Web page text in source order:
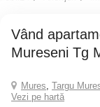
Vând apartament super lux situtat in zona
Mureseni Tg
Mures, Targu
Vezi pe hartă